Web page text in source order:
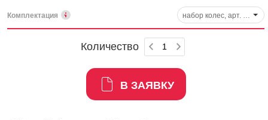
Комплектация набор колес, арт. 950-163
Количество
В ЗАЯВКУ